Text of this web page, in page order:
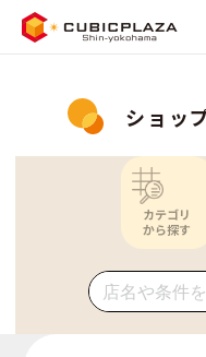
ショッ
カテゴリ
から探す